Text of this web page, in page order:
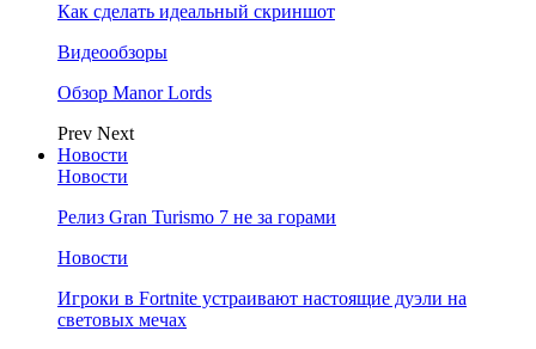
Как сделать идеальный скриншот
Видеообзоры
Обзор Manor Lords
Prev Next
Новости
Новости
Релиз Gran Turismo 7 не за горами
Новости
Игроки в Fortnite устраивают настоящие дуэли на
световых мечах